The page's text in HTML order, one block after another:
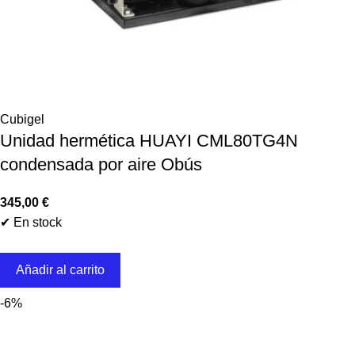
Cubigel
Unidad hermética HUAYI CML80TG4N
condensada por aire Obús
345,00 €
✔ En stock
Añadir al carrito
-6%